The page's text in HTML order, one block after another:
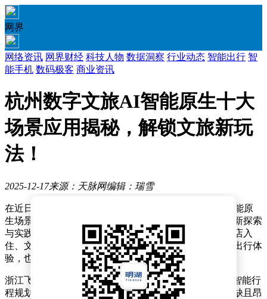
网界
网络资讯 网界财经 科技人物 数据洞察 行业动态 智能出行 智
能手机 数码极客 商业资讯
杭州数字文旅AI智能原生十大
场景应用揭秘，解锁文旅新玩
法！
2025-12-17来源：天脉网编辑：瑞雪
在近日举办的杭州数字文旅产业发展大会上，十项AI智能原
生场景应用集中亮相，展现了杭州在数字文旅领域的创新探索
与实践成果。这些应用覆盖了旅游规划、景区服务、酒店入
住、文化传播等多个环节，为游客带来更便捷、智能的出行体
验，也为文旅产业转型升级提供了新思路。
浙江飞猪网络技术有限公司与飞猪旅行APP合作推出的智能行
程规划服务，针对旅游决策成本高、个性化定制服务稀缺且昂